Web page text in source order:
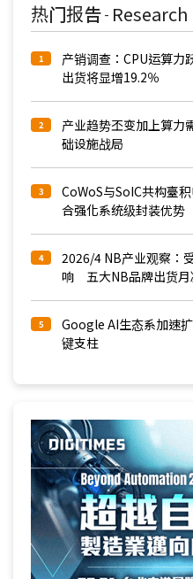
热门报告 - Research
1
产销调查：CPU运算
出货将显增19.2％
2
产业趋势丕变加上算
础设施战局
3
CoWoS与SoIC共构臺
合强化系统级封装优势
4
2026/4 NB产业观察：
响 五大NB品牌出货月
5
Google AI生态系加速
键支柱